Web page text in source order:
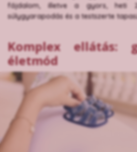
fájdalom, illetve a gyors, heti
súlygyarapodás és a testszerte
Komplex ellátás:
életmód